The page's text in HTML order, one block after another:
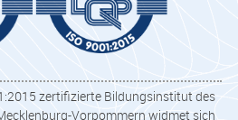
zertifizierte Bildungsinstitut des
Vorpommern widmet sich